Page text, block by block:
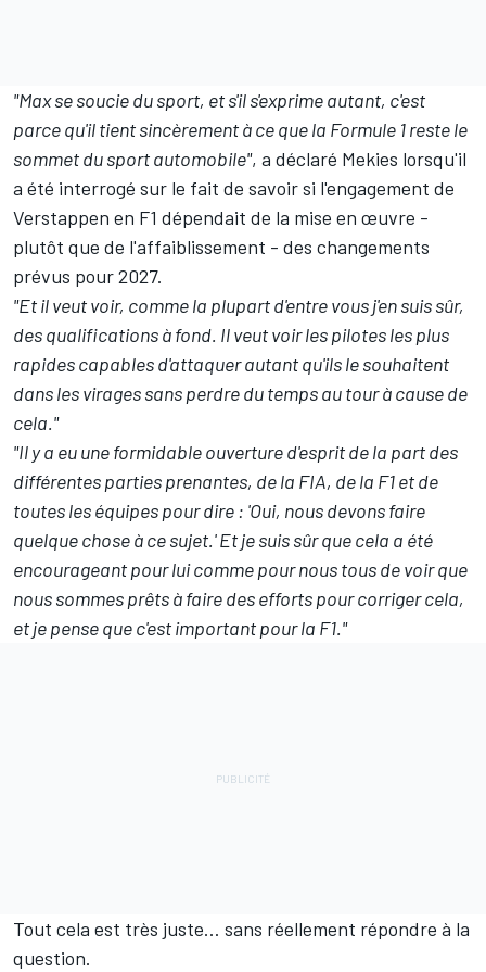
"Max se soucie du sport, et s'il s'exprime autant, c'est
parce qu'il tient sincèrement à ce que la Formule 1 reste le
sommet du sport automobile", a déclaré Mekies lorsqu'il
a été interrogé sur le fait de savoir si l'engagement de
Verstappen en F1 dépendait de la mise en œuvre -
plutôt que de l'affaiblissement - des changements
prévus pour 2027.
"Et il veut voir, comme la plupart d'entre vous j'en suis sûr,
des qualifications à fond. Il veut voir les pilotes les plus
rapides capables d'attaquer autant qu'ils le souhaitent
dans les virages sans perdre du temps au tour à cause de
cela."
"Il y a eu une formidable ouverture d'esprit de la part des
différentes parties prenantes, de la FIA, de la F1 et de
toutes les équipes pour dire : 'Oui, nous devons faire
quelque chose à ce sujet.' Et je suis sûr que cela a été
encourageant pour lui comme pour nous tous de voir que
nous sommes prêts à faire des efforts pour corriger cela,
et je pense que c'est important pour la F1."
Tout cela est très juste… sans réellement répondre à la
question.